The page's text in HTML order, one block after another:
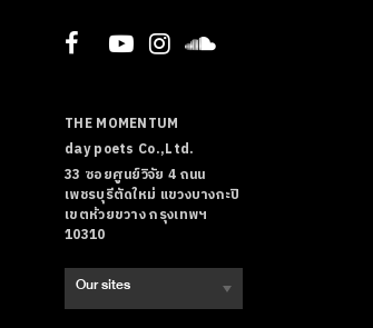
THE MOMENTUM
day poets Co.,Ltd.
33 ซอยศูนย์วิจัย 4 ถนน
เพชรบุรีตัดใหม่ แขวงบางกะปิ
เขตห้วยขวาง กรุงเทพฯ
10310